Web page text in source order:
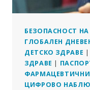
БЕЗОПАСНОСТ
ГЛОБАЛЕН
ДЕТСКО ЗДРАВЕ |
ЗДРАВЕ |
ЦИФРОВО